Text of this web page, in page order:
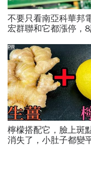
不要只看南亞科華邦
宏群聯和它都漲停，
說時間就在今天，牛
嗎
檸檬搭配它，臉上斑
消失了，小肚子都變
PR